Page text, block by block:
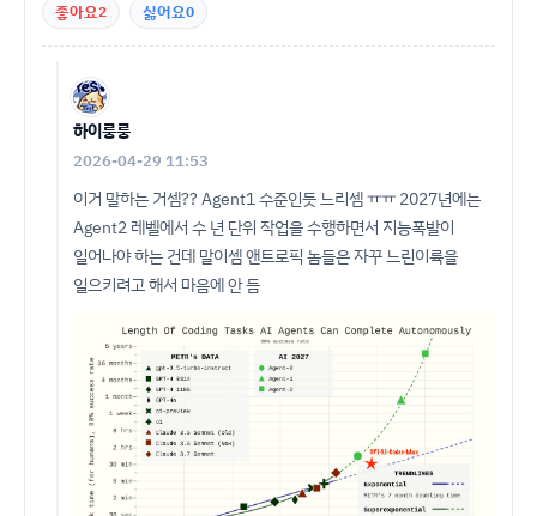
좋아요2 싫어요0
하이룽룽
2026-04-29 11:53
이거 말하는 거셈?? Agent1 수준인듯 느리셈 ㅠㅠ 2027년에는
Agent2 레벨에서 수 년 단위 작업을 수행하면서 지능폭발이
일어나야 하는 건데 말이셈 앤트로픽 놈들은 자꾸 느린이륙을
일으키려고 해서 마음에 안 듬